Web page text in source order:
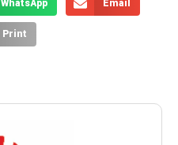
WhatsApp Email
Print